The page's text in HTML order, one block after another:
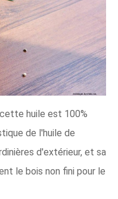
huile est 100%
de l'huile de
d'extérieur, et sa
le bois non fini pour le